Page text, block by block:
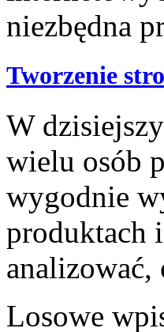
Tworzenie
W
wielu osób
wygodnie
produktach
analizować,
Losowe